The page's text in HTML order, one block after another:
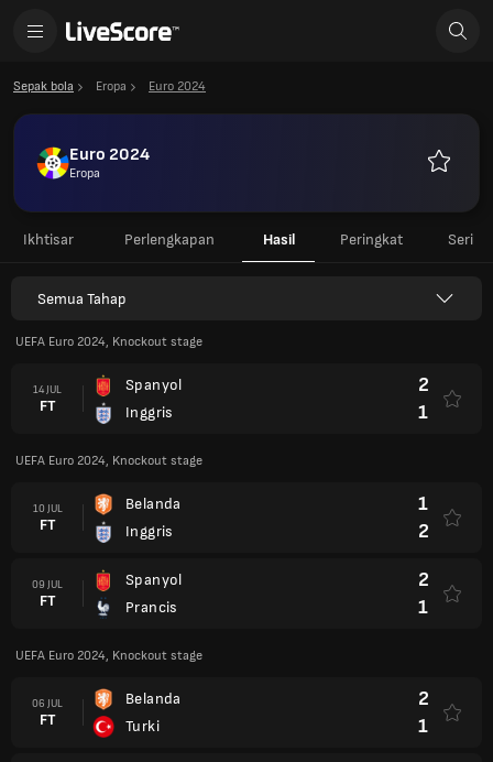
Sepak bola Eropa Euro 2024
Euro 2024
Eropa
Ikhtisar Perlengkapan Hasil Peringkat Seri
Semua Tahap
UEFA Euro 2024, Knockout stage
14 JUL
FT
Spanyol
Inggris
2
1
UEFA Euro 2024, Knockout stage
10 JUL
FT
Belanda
Inggris
1
2
09 JUL
FT
Spanyol
Prancis
2
1
UEFA Euro 2024, Knockout stage
06 JUL
FT
Belanda
Turki
2
1